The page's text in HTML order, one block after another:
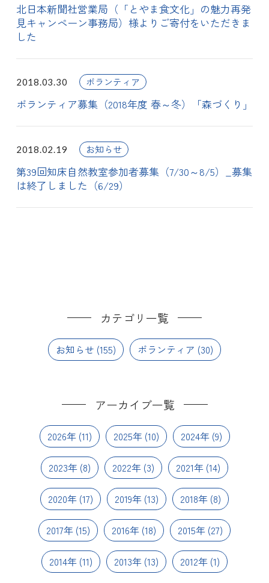
北日本新聞社営業局（「とやま食文化」の魅力再発
見キャンペーン事務局）様よりご寄付をいただきま
した
2018.03.30 ボランティア
ボランティア募集（2018年度 春～冬）「森づくり」
2018.02.19 お知らせ
第39回知床自然教室参加者募集（7/30～8/5）_募集
は終了しました（6/29）
カテゴリ一覧
お知らせ (155) ボランティア (30)
アーカイブ一覧
2026年(11) 2025年(10) 2024年(9)
2023年 (8) 2022年 (3) 2021年 (14)
2020年 (17) 2019年 (13) 2018年 (8)
2017年 (15) 2016年 (18) 2015年 (27)
2014年 (11) 2013年 (13) 2012年 (1)